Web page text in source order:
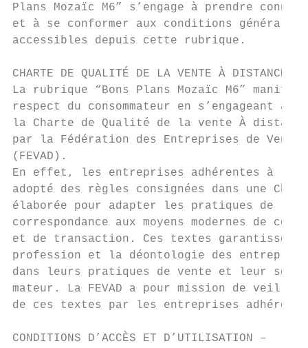
Plans Mozaïc M6” s’engage à prendre
et à se conformer aux conditions
accessibles depuis cette rubrique.
CHARTE DE QUALITÉ DE LA VENTE À
La rubrique “Bons Plans Mozaïc M6”
respect du consommateur en
la Charte de Qualité de la vente À
par la Fédération des Entreprises de
(FEVAD).
En effet, les entreprises adhérentes à la
adopté des règles consignées dans une
élaborée pour adapter les pratiques de
correspondance aux moyens modernes
et de transaction. Ces textes
profession et la déontologie des
dans leurs pratiques de vente et leur
mateur. La FEVAD a pour mission de
de ces textes par les entreprises
CONDITIONS D’ACCÈS ET